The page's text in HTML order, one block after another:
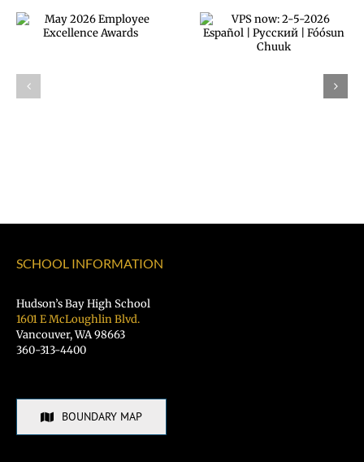
VPS now: 2-5-
2026 Español |
Employee
Excellence
Awards
SCHOOL INFORMATION
Hudson’s Bay High School
1601 E McLoughlin Blvd.
Vancouver, WA 98663
360-313-4400
BOUNDARY MAP